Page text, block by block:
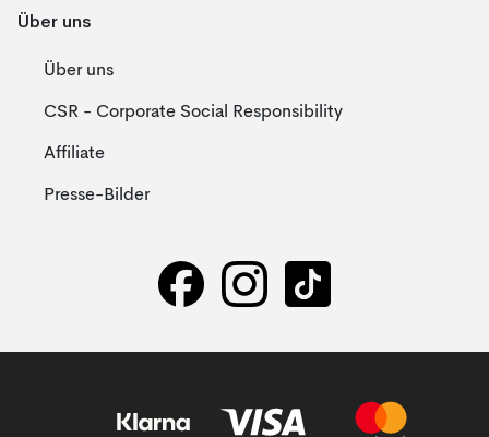
Über uns
Über uns
CSR - Corporate Social Responsibility
Affiliate
Presse-Bilder